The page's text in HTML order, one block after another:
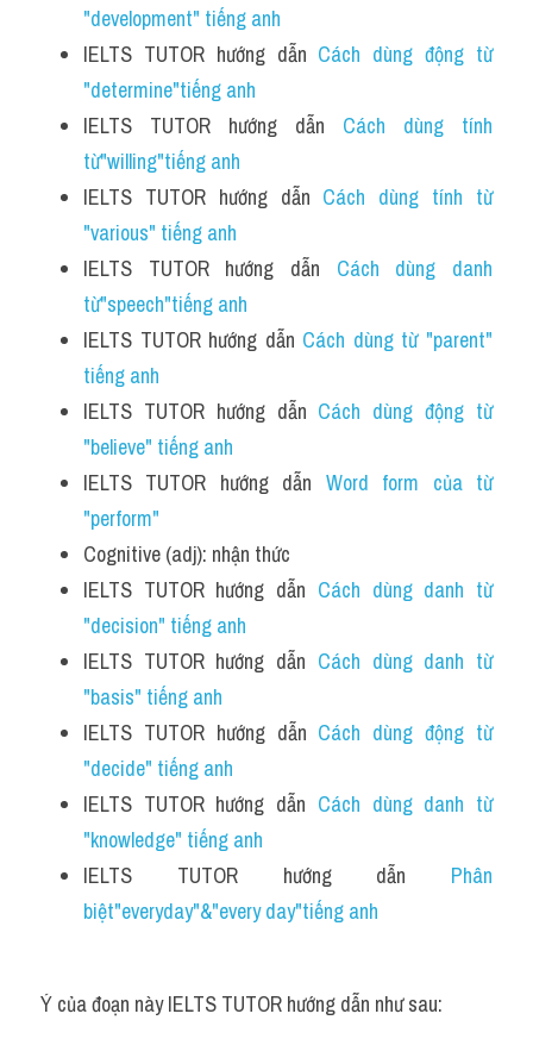
"development" tiếng anh
IELTS TUTOR hướng dẫn Cách dùng động từ
"determine"tiếng anh
IELTS TUTOR hướng dẫn Cách dùng tính
từ"willing"tiếng anh
IELTS TUTOR hướng dẫn Cách dùng tính từ
"various" tiếng anh
IELTS TUTOR hướng dẫn Cách dùng danh
từ"speech"tiếng anh
IELTS TUTOR hướng dẫn Cách dùng từ "parent"
tiếng anh
IELTS TUTOR hướng dẫn Cách dùng động từ
"believe" tiếng anh
IELTS TUTOR hướng dẫn Word form của từ
"perform"
Cognitive (adj): nhận thức
IELTS TUTOR hướng dẫn Cách dùng danh từ
"decision" tiếng anh
IELTS TUTOR hướng dẫn Cách dùng danh từ
"basis" tiếng anh
IELTS TUTOR hướng dẫn Cách dùng động từ
"decide" tiếng anh
IELTS TUTOR hướng dẫn Cách dùng danh từ
"knowledge" tiếng anh
IELTS TUTOR hướng dẫn Phân
biệt"everyday"&"every day"tiếng anh
Ý của đoạn này IELTS TUTOR hướng dẫn như sau: